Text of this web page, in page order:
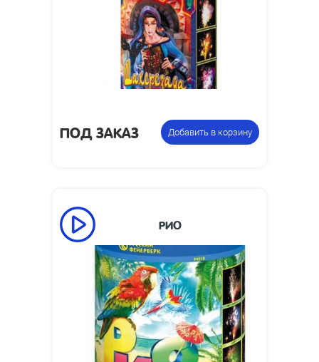
Цена указана за
фонтан
пиротехнический
ПОД ЗАКАЗ Добавить в корзину
РИО
Время работы, сек:
155
Высота пламени, м:
1.5
Размеры изделия,
170 х 162 х 162
Цена указана за
фасовку:
Фонтан
пиротехнический